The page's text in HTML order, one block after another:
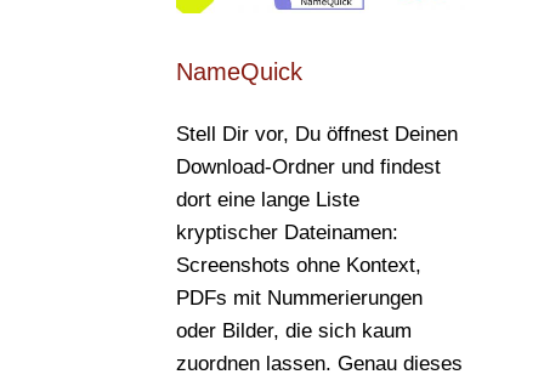
NameQuick
Stell Dir vor, Du öffnest Deinen
Download-Ordner und findest
dort eine lange Liste
kryptischer Dateinamen:
Screenshots ohne Kontext,
PDFs mit Nummerierungen
oder Bilder, die sich kaum
zuordnen lassen. Genau dieses